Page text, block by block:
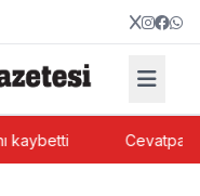
kaybetti